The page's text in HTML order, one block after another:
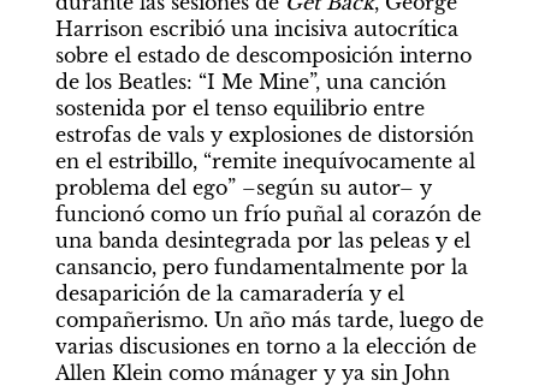
Harrison escribió una incisiva autocrítica
sobre el estado de descomposición interno
de los Beatles: “I Me Mine”, una canción
sostenida por el tenso equilibrio entre
estrofas de vals y explosiones de distorsión
en el estribillo, “remite inequívocamente al
problema del ego” –según su autor– y
funcionó como un frío puñal al corazón de
una banda desintegrada por las peleas y el
cansancio, pero fundamentalmente por la
desaparición de la camaradería y el
compañerismo. Un año más tarde, luego de
varias discusiones en torno a la elección de
Allen Klein como mánager y ya sin John